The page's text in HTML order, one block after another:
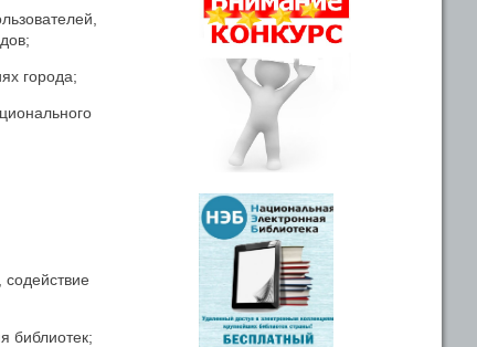
города;
содействие
библиотек;